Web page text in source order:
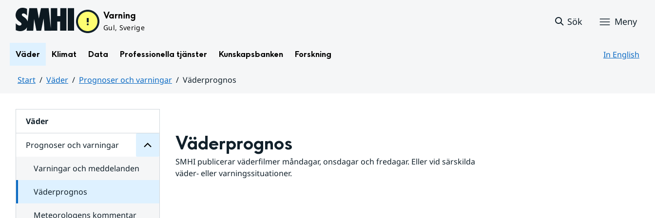
Hoppa till sidans innehåll Varning
Gul, Sverige
Sök Meny
Väder Klimat Data Professionella tjänster Kunskapsbanken Forskning In English
Start Väder Prognoser och varningar
Väderprognos
Väder
Prognoser och varningar
för
varningar
Varningar och meddelanden
Väderprognos
Meteorologens kommentar
Väderprognos
SMHI publicerar väderfilmer måndagar, onsdagar och fredagar. Eller vid särskilda
väder- eller varningssituationer.